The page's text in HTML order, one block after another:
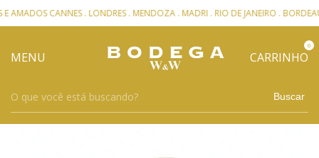
CANNES . LONDRES . MENDOZA . MADRI . RIO DE JANEIRO . BORDEAUX
MENU CARRINHO
0
Buscar